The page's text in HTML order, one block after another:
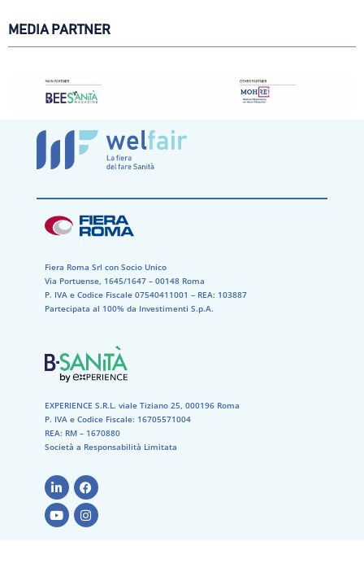
MEDIA PARTNER
Fiera Roma Srl con Socio Unico
Via Portuense, 1645/1647 – 00148 Roma
P. IVA e Codice Fiscale 07540411001​ – REA: 103887​
Partecipata al 100% da Investimenti S.p.A.
EXPERIENCE S.R.L. viale Tiziano 25, 000196 Roma
P. IVA e Codice Fiscale: 16705571004
REA: RM – 1670880
Società a Responsabilità Limitata